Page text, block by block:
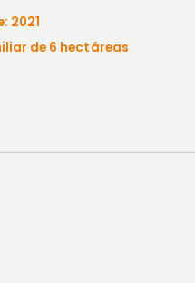
2021
de 6 hectáreas